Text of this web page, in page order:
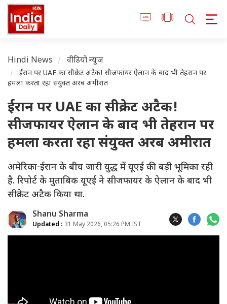
Hindi News वीडियो न्यूज
ईरान पर UAE का सीक्रेट अटैक! सीजफायर ऐलान के बाद भी तेहरान पर
हमला करता रहा संयुक्त अरब अमीरात
ईरान पर UAE का सीक्रेट अटैक!
सीजफायर ऐलान के बाद भी तेहरान पर
हमला करता रहा संयुक्त अरब अमीरात
अमेरिका-ईरान के बीच जारी युद्ध में यूएई की बड़ी भूमिका रही
है. रिपोर्ट के मुताबिक यूएई ने सीजफायर के ऐलान के बाद भी
सीक्रेट अटैक किया था.
Shanu Sharma
Updated : 31 May 2026, 05:26 PM IST